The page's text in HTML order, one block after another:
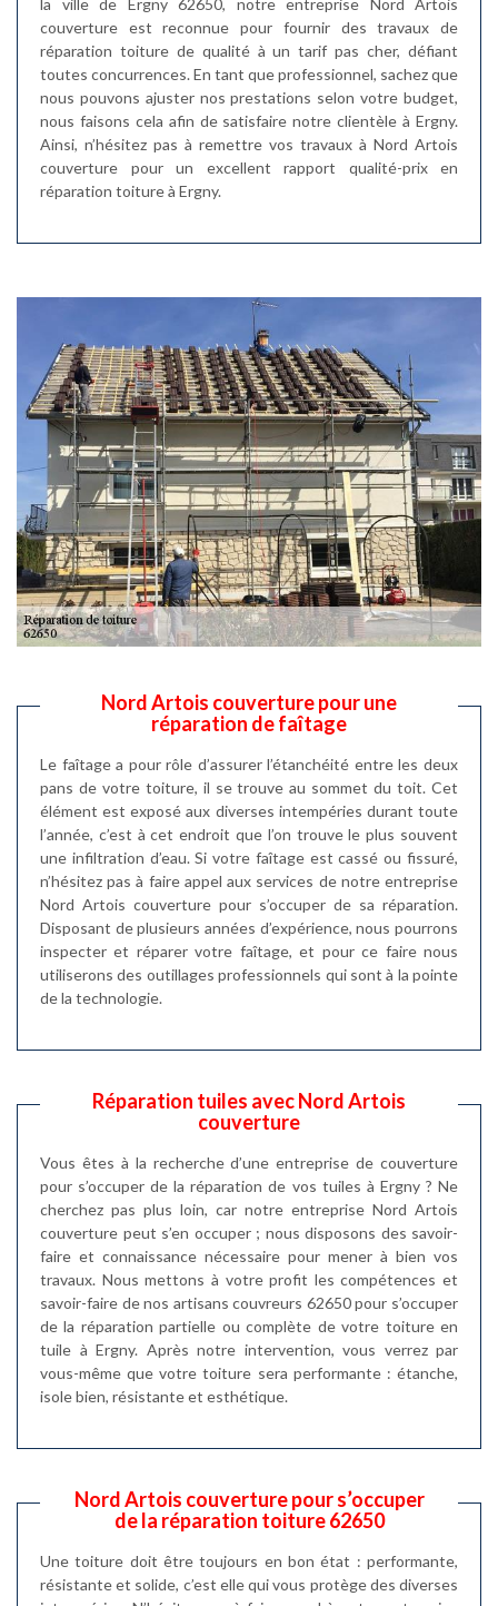
la ville de Ergny 62650, notre entreprise Nord Artois
couverture est reconnue pour fournir des travaux de
réparation toiture de qualité à un tarif pas cher, défiant
toutes concurrences. En tant que professionnel, sachez que
nous pouvons ajuster nos prestations selon votre budget,
nous faisons cela afin de satisfaire notre clientèle à Ergny.
Ainsi, n’hésitez pas à remettre vos travaux à Nord Artois
couverture pour un excellent rapport qualité-prix en
réparation toiture à Ergny.
Nord Artois couverture pour une
réparation de faîtage
Le faîtage a pour rôle d’assurer l’étanchéité entre les deux
pans de votre toiture, il se trouve au sommet du toit. Cet
élément est exposé aux diverses intempéries durant toute
l’année, c’est à cet endroit que l’on trouve le plus souvent
une infiltration d’eau. Si votre faîtage est cassé ou fissuré,
n’hésitez pas à faire appel aux services de notre entreprise
Nord Artois couverture pour s’occuper de sa réparation.
Disposant de plusieurs années d’expérience, nous pourrons
inspecter et réparer votre faîtage, et pour ce faire nous
utiliserons des outillages professionnels qui sont à la pointe
de la technologie.
Réparation tuiles avec Nord Artois
couverture
Vous êtes à la recherche d’une entreprise de couverture
pour s’occuper de la réparation de vos tuiles à Ergny ? Ne
cherchez pas plus loin, car notre entreprise Nord Artois
couverture peut s’en occuper ; nous disposons des savoir-
faire et connaissance nécessaire pour mener à bien vos
travaux. Nous mettons à votre profit les compétences et
savoir-faire de nos artisans couvreurs 62650 pour s’occuper
de la réparation partielle ou complète de votre toiture en
tuile à Ergny. Après notre intervention, vous verrez par
vous-même que votre toiture sera performante : étanche,
isole bien, résistante et esthétique.
Nord Artois couverture pour s’occuper
de la réparation toiture 62650
Une toiture doit être toujours en bon état : performante,
résistante et solide, c’est elle qui vous protège des diverses